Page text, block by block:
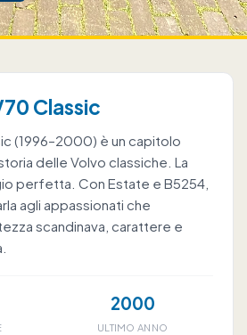
Classic
(1996–2000) è un capitolo
delle Volvo classiche. La
perfetta. Con Estate e B5254,
agli appassionati che
scandinava, carattere e
2000
ULTIMO ANNO